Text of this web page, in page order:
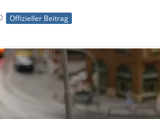
Offizieller Beitrag